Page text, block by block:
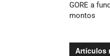
GORE a
montos
Artículos